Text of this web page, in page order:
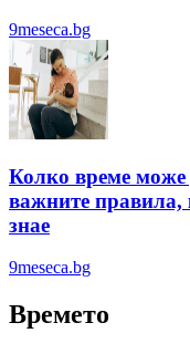
9meseca.bg
Колко време може
важните правила,
знае
9meseca.bg
Времето